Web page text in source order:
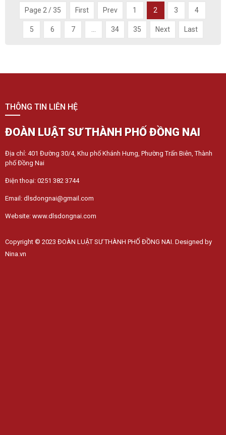
Page 2 / 35 First Prev 1 2 3 4
5 6 7 34 35 Next Last
THÔNG TIN LIÊN HỆ
ĐOÀN LUẬT SƯ THÀNH PHỐ ĐỒNG NAI
Địa chỉ: 401 Đường 30/4, Khu phố Khánh Hưng, Phường Trấn Biên, Thành
phố Đồng Nai
Điện thoại: 0251 382 3744
Email: dlsdongnai@gmail.com
Website: www.dlsdongnai.com
Copyright © 2023 ĐOÀN LUẬT SƯ THÀNH PHỐ ĐỒNG NAI. Designed by
Nina.vn